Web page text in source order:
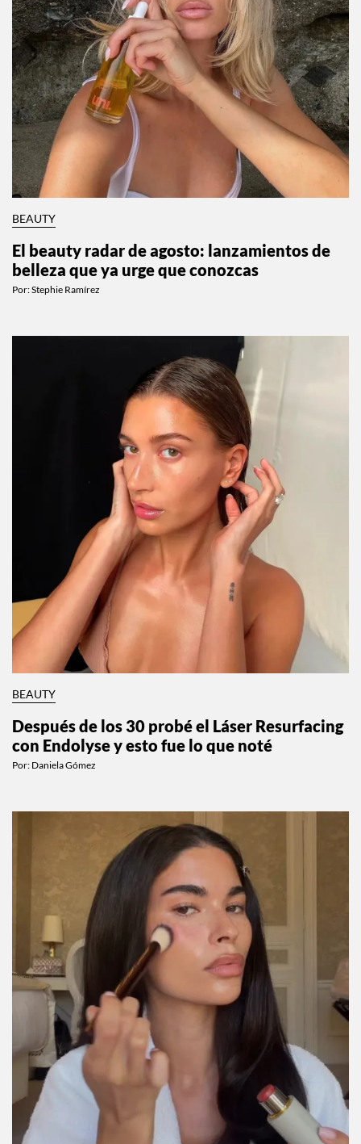
BEAUTY
El beauty radar de agosto: lanzamientos de
belleza que ya urge que conozcas
Por:Stephie Ramírez
BEAUTY
Después de los 30 probé el Láser Resurfacing
con Endolyse y esto fue lo que noté
Por: Daniela Gómez